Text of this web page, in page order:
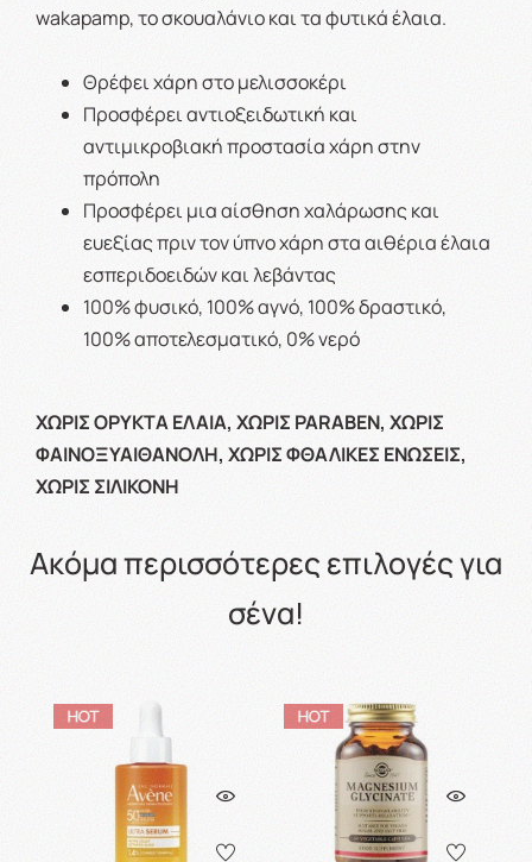
wakapamp, το σκουαλάνιο και τα φυτικά έλαια.
Θρέφει χάρη στο μελισσοκέρι
Προσφέρει αντιοξειδωτική και
αντιμικροβιακή προστασία χάρη στην
πρόπολη
Προσφέρει μια αίσθηση χαλάρωσης και
ευεξίας πριν τον ύπνο χάρη στα αιθέρια έλαια
εσπεριδοειδών και λεβάντας
100% φυσικό, 100% αγνό, 100% δραστικό,
100% αποτελεσματικό, 0% νερό
ΧΩΡΙΣ ΟΡΥΚΤΑ ΕΛΑΙΑ, ΧΩΡΙΣ PARABEN, ΧΩΡΙΣ
ΦΑΙΝΟΞΥΑΙΘΑΝΟΛΗ, ΧΩΡΙΣ ΦΘΑΛΙΚΕΣ ΕΝΩΣΕΙΣ,
ΧΩΡΙΣ ΣΙΛΙΚΟΝΗ
Ακόμα περισσότερες επιλογές για
σένα!